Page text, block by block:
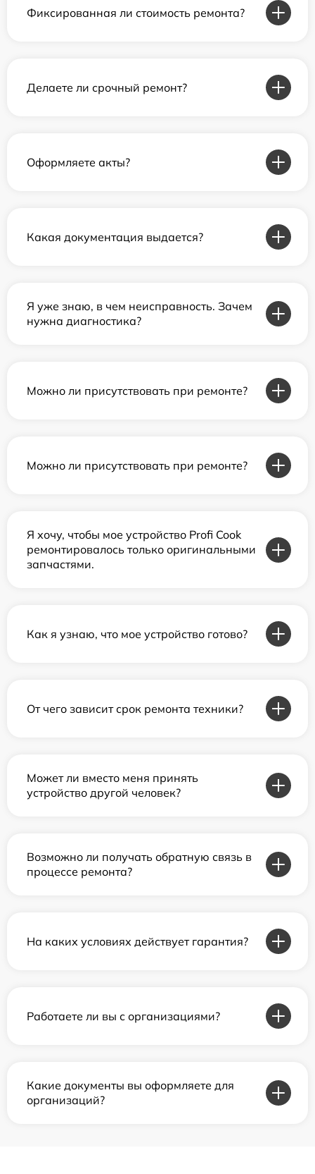
Фиксированная ли стоимость ремонта?
Делаете ли срочный ремонт?
Оформляете акты?
Какая документация выдается?
Я уже знаю, в чем неисправность. Зачем
нужна диагностика?
Можно ли присутствовать при ремонте?
Можно ли присутствовать при ремонте?
Я хочу, чтобы мое устройство Profi Cook
ремонтировалось только оригинальными
запчастями.
Как я узнаю, что мое устройство готово?
От чего зависит срок ремонта техники?
Может ли вместо меня принять
устройство другой человек?
Возможно ли получать обратную связь в
процессе ремонта?
На каких условиях действует гарантия?
Работаете ли вы с организациями?
Какие документы вы оформляете для
организаций?